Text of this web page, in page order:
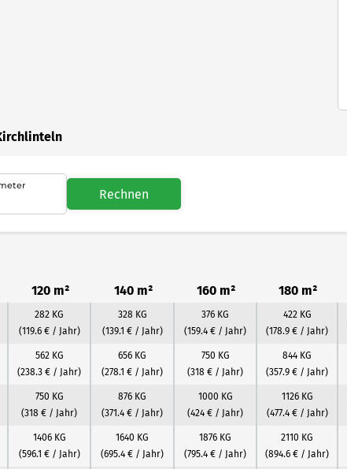
Rechnen
120 m² 140 m² 160 m² 180 m²
282 KG
(119.6 € / Jahr)
328 KG
(139.1 € / Jahr)
376 KG
(159.4 € / Jahr)
422 KG
(178.9 € / Jahr)
562 KG
(238.3 € / Jahr)
656 KG
(278.1 € / Jahr)
750 KG
(318 € / Jahr)
844 KG
(357.9 € / Jahr)
750 KG
(318 € / Jahr)
876 KG
(371.4 € / Jahr)
1000 KG
(424 € / Jahr)
1126 KG
(477.4 € / Jahr)
1406 KG
(596.1 € / Jahr)
1640 KG
(695.4 € / Jahr)
1876 KG
(795.4 € / Jahr)
2110 KG
(894.6 € / Jahr)